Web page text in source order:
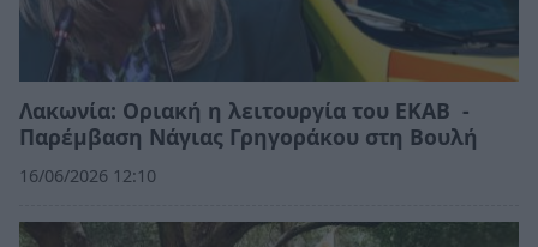
Λακωνία: Οριακή η λειτουργία του ΕΚΑΒ -
Παρέμβαση Νάγιας Γρηγοράκου στη Βουλή
16/06/2026 12:10